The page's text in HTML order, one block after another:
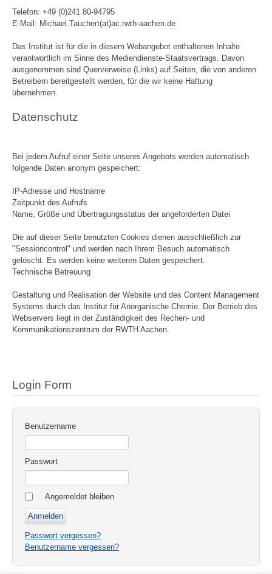
Telefon: +49 (0)241 80-94795
E-Mail: Michael.Tauchert(at)ac.rwth-aachen.de
Das Institut ist für die in diesem Webangebot enthaltenen Inhalte
verantwortlich im Sinne des Mediendienste-Staatsvertrags. Davon
ausgenommen sind Querverweise (Links) auf Seiten, die von anderen
Betreibern bereitgestellt werden, für die wir keine Haftung
übernehmen.
Datenschutz
Bei jedem Aufruf einer Seite unseres Angebots werden automatisch
folgende Daten anonym gespeichert:
IP-Adresse und Hostname
Zeitpunkt des Aufrufs
Name, Größe und Übertragungsstatus der angeforderten Datei
Die auf dieser Seite benutzten Cookies dienen ausschließlich zur
"Sessioncontrol" und werden nach Ihrem Besuch automatisch
gelöscht. Es werden keine weiteren Daten gespeichert.
Technische Betreuung
Gestaltung und Realisation der Website und des Content Management
Systems durch das Institut für Anorganische Chemie. Der Betrieb des
Webservers liegt in der Zuständigkeit des Rechen- und
Kommunikationszentrum der RWTH Aachen.
Login Form
Benutzername
Passwort
Angemeldet bleiben
Passwort vergessen?
Benutzername vergessen?